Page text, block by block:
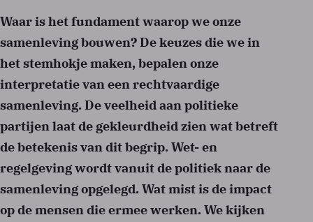
Waar is het fundament waarop we onze
samenleving bouwen? De keuzes die we in
het stemhokje maken, bepalen onze
interpretatie van een rechtvaardige
samenleving. De veelheid aan politieke
partijen laat de gekleurdheid zien wat betreft
de betekenis van dit begrip. Wet- en
regelgeving wordt vanuit de politiek naar de
samenleving opgelegd. Wat mist is de impact
op de mensen die ermee werken. We kijken